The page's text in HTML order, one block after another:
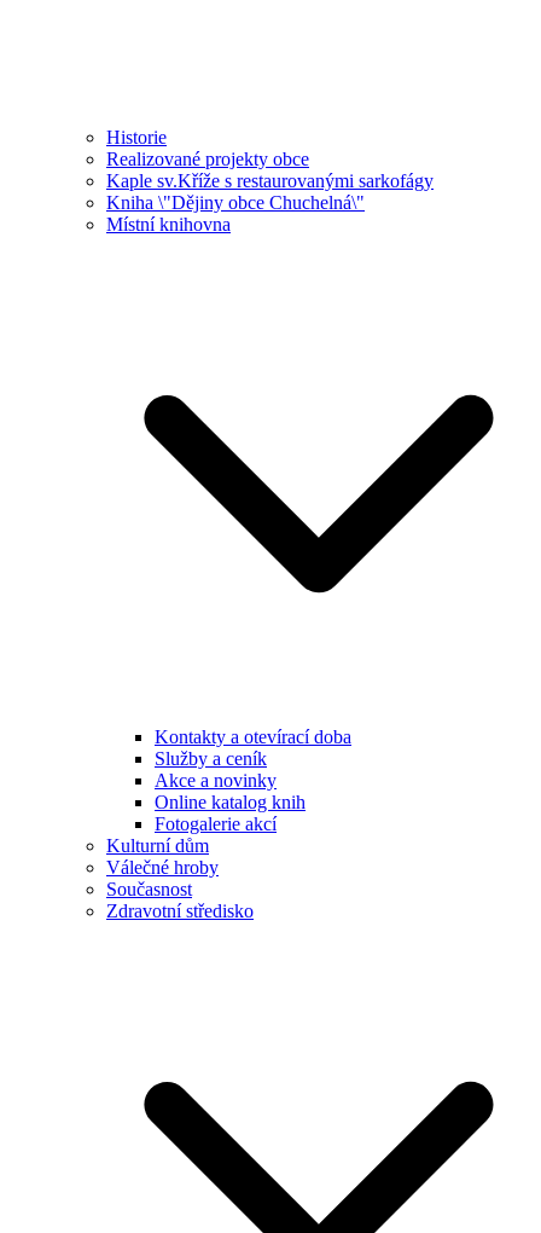
Historie
Realizované projekty obce
Kaple sv.Kříže s restaurovanými sarkofágy
Kniha \"Dějiny obce Chuchelná\"
Místní knihovna
Kontakty a otevírací doba
Služby a ceník
Akce a novinky
Online katalog knih
Fotogalerie akcí
Kulturní dům
Válečné hroby
Současnost
Zdravotní středisko